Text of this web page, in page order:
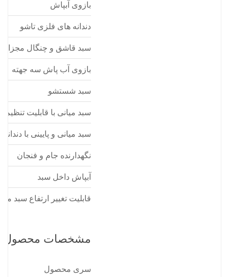
بازوی آبپاش
دندانه های فلزی تاشو
سبد قاشق و چنگال مجزا
بازوی آب پاش سه جهته
سبد شستشو
سبد میانی با قابلیت تنظیم
سبد میانی و پایینی با
نگهدارنده جام و فنجان
آبپاش داخل سبد
قابلیت تغییر ارتفاع سبد
مشخصات محصول
سری محصول